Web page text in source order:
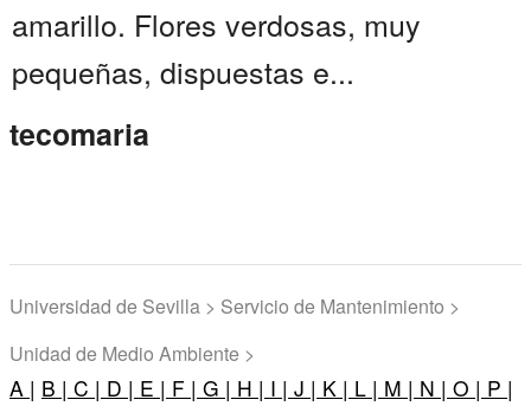
amarillo. Flores verdosas, muy
pequeñas, dispuestas e...
tecomaria
Universidad de Sevilla > Servicio de Mantenimiento >
Unidad de Medio Ambiente >
A | B | C | D | E | F | G | H | I | J | K | L | M | N | O | P |